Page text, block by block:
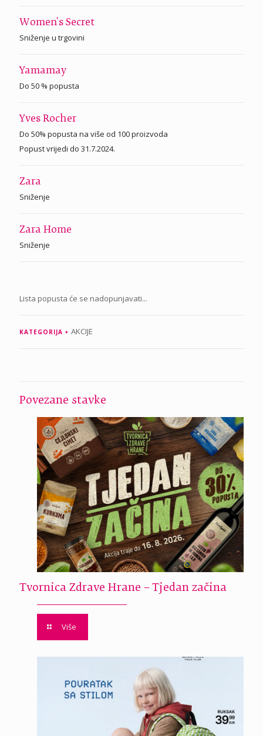
Women's Secret
Sniženje u trgovini
Yamamay
Do 50 % popusta
Yves Rocher
Do 50% popusta na više od 100 proizvoda
Popust vrijedi do 31.7.2024.
Zara
Sniženje
Zara Home
Sniženje
Lista popusta će se nadopunjavati...
KATEGORIJA AKCIJE
Povezane stavke
Tvornica Zdrave Hrane – Tjedan začina
Više